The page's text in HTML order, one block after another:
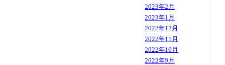
2023年2月
2023年1月
2022年12月
2022年11月
2022年10月
2022年9月